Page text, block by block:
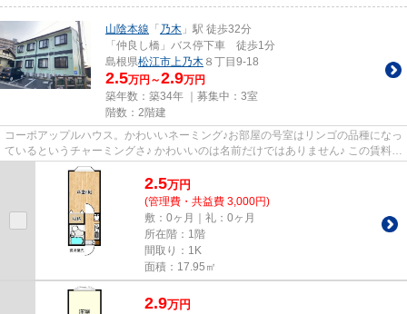
山陰本線 「 乃木 」駅 徒歩32分
「仲良し橋」バス停下車 徒歩1分
島根県松江市上乃木 ８丁目9-18
2.5万円～2.9万円
築年数：築34年 ｜募集中： 3室
階数：2階建
コーポアップルハウス。かわいいネーミング♪お部屋の号室はリンゴの品種になっ
ているというチャーミングさ♪ かわいいのは名前だけではありません♪ この賃料、
驚きませんか？上乃木エリ...
2.5万円
(管理費・共益費 3,000円)
敷：0ヶ月｜礼：0ヶ月
所在階：1階
間取り：1K
面積：17.95㎡
2.9万円